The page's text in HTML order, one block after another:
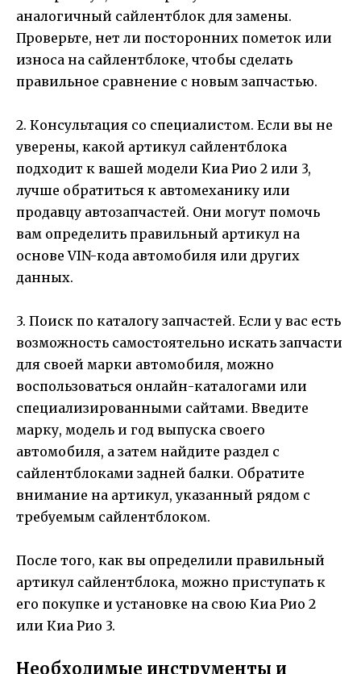
аналогичный сайлентблок для замены.
Проверьте, нет ли посторонних пометок или
износа на сайлентблоке, чтобы сделать
правильное сравнение с новым запчастью.
2. Консультация со специалистом. Если вы не
уверены, какой артикул сайлентблока
подходит к вашей модели Киа Рио 2 или 3,
лучше обратиться к автомеханику или
продавцу автозапчастей. Они могут помочь
вам определить правильный артикул на
основе VIN-кода автомобиля или других
данных.
3. Поиск по каталогу запчастей. Если у вас есть
возможность самостоятельно искать запчасти
для своей марки автомобиля, можно
воспользоваться онлайн-каталогами или
специализированными сайтами. Введите
марку, модель и год выпуска своего
автомобиля, а затем найдите раздел с
сайлентблоками задней балки. Обратите
внимание на артикул, указанный рядом с
требуемым сайлентблоком.
После того, как вы определили правильный
артикул сайлентблока, можно приступать к
его покупке и установке на свою Киа Рио 2
или Киа Рио 3.
Необходимые инструменты и